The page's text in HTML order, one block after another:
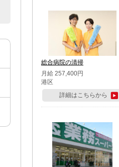
総合病院の清掃
月給 257,400円
港区
詳細はこちらから